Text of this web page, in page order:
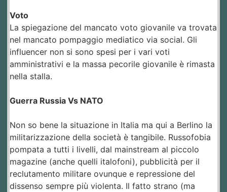
Voto
La spiegazione del mancato voto giovanile va trovata
nel mancato pompaggio mediatico via social. Gli
influencer non si sono spesi per i vari voti
amministrativi e la massa pecorile giovanile è rimasta
nella stalla.
Guerra Russia Vs NATO
Non so bene la situazione in Italia ma qui a Berlino la
militarizzazione della società è tangibile. Russofobia
pompata a tutti i livelli, dal mainstream al piccolo
magazine (anche quelli italofoni), pubblicità per il
reclutamento militare ovunque e repressione del
dissenso sempre più violenta. Il fatto strano (ma